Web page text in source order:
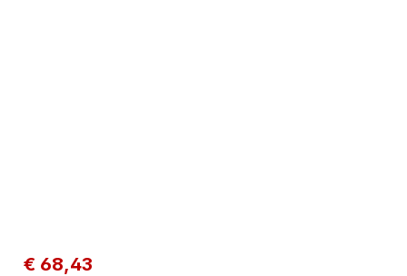
Normale prijs:
€ 68,43